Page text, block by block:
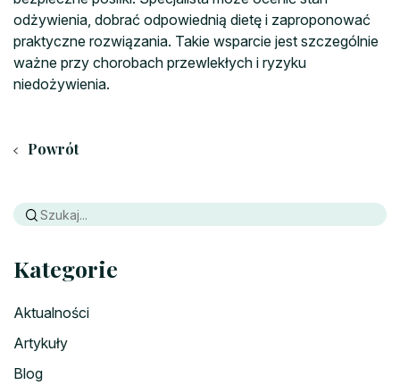
odżywienia, dobrać odpowiednią dietę i zaproponować
praktyczne rozwiązania. Takie wsparcie jest szczególnie
ważne przy chorobach przewlekłych i ryzyku
niedożywienia.
Powrót
Kategorie
Aktualności
Artykuły
Blog